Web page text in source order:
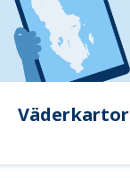
Väderkartor